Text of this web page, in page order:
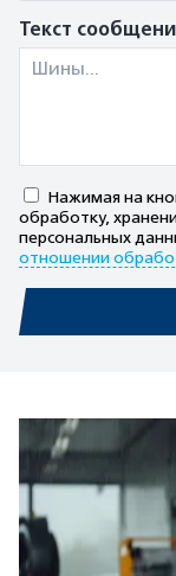
Текст
Нажимая на
обработку,
персональных
отношении